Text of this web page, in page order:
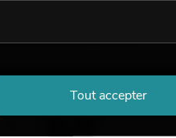
Tout accepter